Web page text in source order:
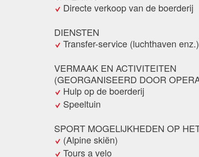
Directe verkoop van de boerderij
DIENSTEN
Transfer-service (luchthaven enz.)
VERMAAK EN ACTIVITEITEN
(GEORGANISEERD DOOR
Hulp op de boerderij
Speeltuin
SPORT MOGELIJKHEDEN OP
(Alpine skiën)
Tours a velo